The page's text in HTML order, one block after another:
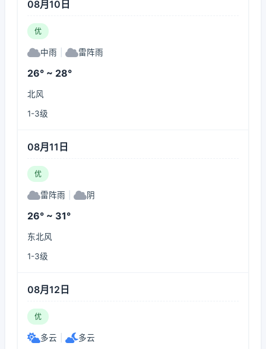
08月10日
优
中雨 雷阵雨
26° ~ 28°
北风
1-3级
08月11日
优
雷阵雨 阴
26° ~ 31°
东北风
1-3级
08月12日
优
多云 多云